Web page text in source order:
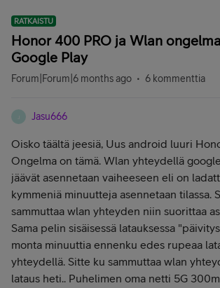
RATKAISTU
Honor 400 PRO ja Wlan
Google Play
Forum|Forum|6 months ago 6 kommenttia
Jasu666
Oisko täältä jeesiä, Uus android luuri
Ongelma on tämä. Wlan yhteydellä
jäävät asennetaan vaiheeseen eli on
kymmeniä minuutteja asennetaan tilassa.
sammuttaa wlan yhteyden niin suorittaa
Sama pelin sisäisessä latauksessa
monta minuuttia ennenku edes rupeaa
yhteydellä. Sitte ku sammuttaa wlan
lataus heti.. Puhelimen oma netti 5G